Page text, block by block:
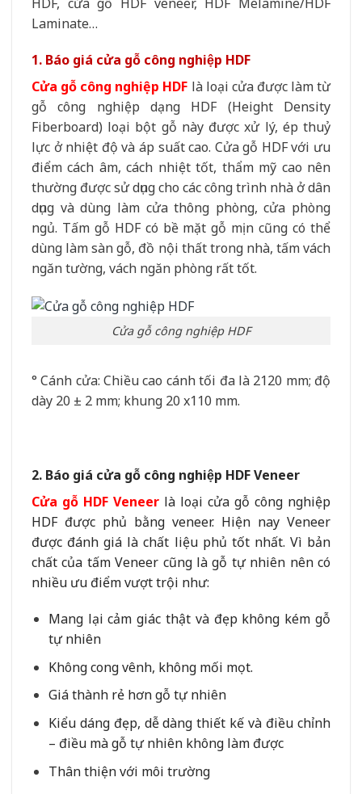
Laminate…
1. Báo giá cửa gỗ công nghiệp HDF
Cửa gỗ công nghiệp HDF là loại cửa được làm từ
gỗ công nghiệp dạng HDF (Height Density
Fiberboard) loại bột gỗ này được xử lý, ép thuỷ
lực ở nhiệt độ và áp suất cao. Cửa gỗ HDF với ưu
điểm cách âm, cách nhiệt tốt, thẩm mỹ cao nên
thường được sử dụng cho các công trình nhà ở dân
dụng và dùng làm cửa thông phòng, cửa phòng
ngủ. Tấm gỗ HDF có bề mặt gỗ mịn cũng có thể
dùng làm sàn gỗ, đồ nội thất trong nhà, tấm vách
ngăn tường, vách ngăn phòng rất tốt.
Cửa gỗ công nghiệp HDF
° Cánh cửa: Chiều cao cánh tối đa là 2120 mm; độ
dày 20 ± 2 mm; khung 20 x110 mm.
2. Báo giá cửa gỗ công nghiệp HDF Veneer
Cửa gỗ HDF Veneer là loại cửa gỗ công nghiệp
HDF được phủ bằng veneer. Hiện nay Veneer
được đánh giá là chất liệu phủ tốt nhất. Vì bản
chất của tấm Veneer cũng là gỗ tự nhiên nên có
nhiều ưu điểm vượt trội như:
Mang lại cảm giác thật và đẹp không kém gỗ
tự nhiên
Không cong vênh, không mối mọt.
Giá thành rẻ hơn gỗ tự nhiên
Kiểu dáng đẹp, dễ dàng thiết kế và điều chỉnh
– điều mà gỗ tự nhiên không làm được
Thân thiện với môi trường